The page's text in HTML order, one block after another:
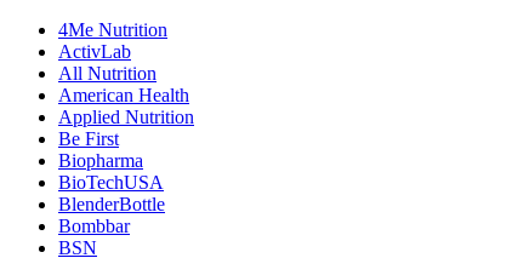
4Me Nutrition
ActivLab
All Nutrition
American Health
Applied Nutrition
Be First
Biopharma
BioTechUSA
BlenderBottle
Bombbar
BSN